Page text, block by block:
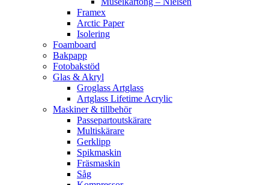
Framex
Arctic Paper
Isolering
Foamboard
Bakpapp
Fotobakstöd
Glas & Akryl
Groglass Artglass
Artglass Lifetime Acrylic
Maskiner & tillbehör
Passepartoutskärare
Multiskärare
Gerklipp
Spikmaskin
Fräsmaskin
Såg